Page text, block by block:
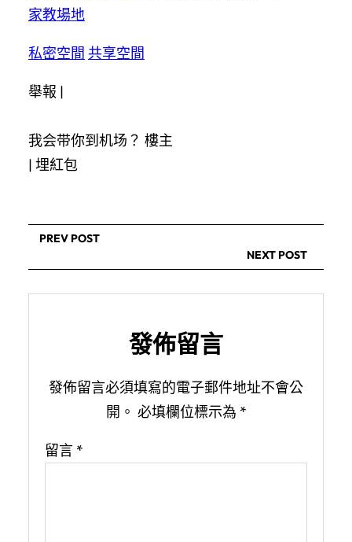
家教場地
私密空間 共享空間
舉報 |
我会带你到机场？ 樓主
| 埋紅包
PREV POST
NEXT POST
發佈留言
發佈留言必須填寫的電子郵件地址不會公
開。 必填欄位標示為 *
留言 *